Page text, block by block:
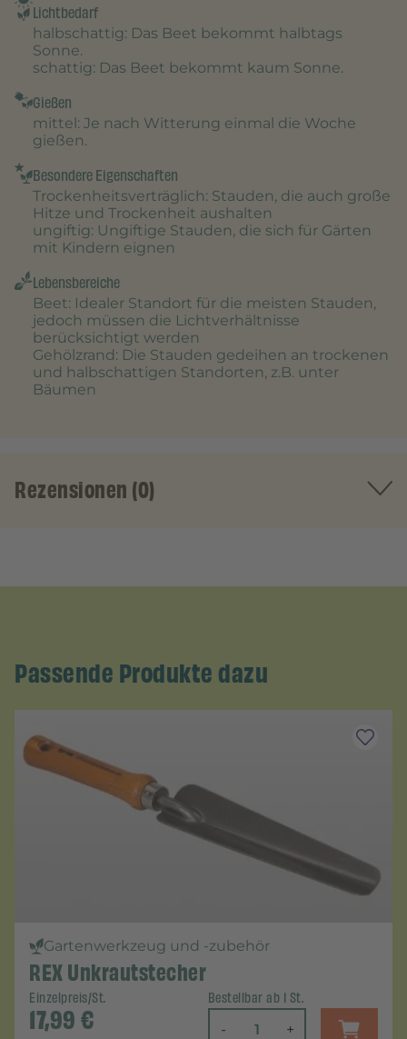
Lichtbedarf
halbschattig: Das Beet bekommt halbtags
Sonne.
schattig: Das Beet bekommt kaum Sonne.
Gießen
mittel : Je nach Witterung einmal die Woche
gießen.
Besondere Eigenschaften
Trockenheitsverträglich: Stauden, die auch große
Hitze und Trockenheit aushalten
ungiftig: Ungiftige Stauden, die sich für Gärten
mit Kindern eignen
Lebensbereiche
Beet: Idealer Standort für die meisten Stauden,
jedoch müssen die Lichtverhältnisse
berücksichtigt werden
Gehölzrand : Die Stauden gedeihen an trockenen
und halbschattigen Standorten, z.B. unter
Bäumen
Rezensionen (0)
Passende Produkte dazu
Gartenwerkzeug und -zubehör
REX Unkrautstecher
Einzelpreis/St.
17,99€
Bestellbar ab 1 St.
- +